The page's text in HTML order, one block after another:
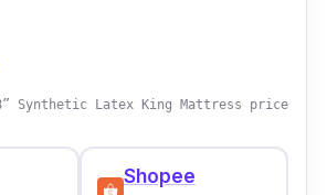
Synthetic Latex King Mattress price
Shopee